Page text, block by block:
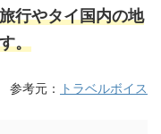
行やタイ国内の地
。
参考元： トラベルボイス